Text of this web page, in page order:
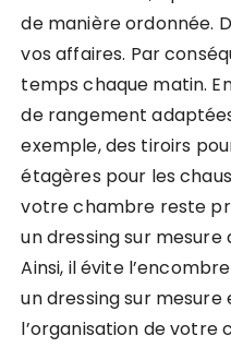
de manière ordonnée.
vos affaires. Par
temps chaque matin.
de rangement
exemple, des tiroirs
étagères pour les
votre chambre reste
un dressing sur mesure
Ainsi, il évite
un dressing sur
l’organisation de votre